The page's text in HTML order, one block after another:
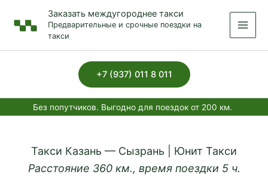
содержимому
Заказать междугороднее такси
Предварительные и срочные поездки на
такси
+7 (937) 011 8 011
Без попутчиков. Выгодно для поездок от 200 км.
Такси Казань — Сызрань | Юнит Такси
Расстояние 360 км., время поездки 5 ч.